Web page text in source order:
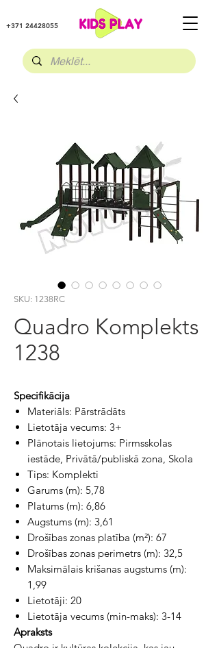
+371 24428055
SKU: 1238RC
Quadro Komplekts
1238
Specifikācija
Materiāls: Pārstrādāts
Lietotāja vecums: 3+
Plānotais lietojums: Pirmsskolas
iestāde, Privātā/publiskā zona, Skola
Tips: Komplekti
Garums (m): 5,78
Platums (m): 6,86
Augstums (m): 3,61
Drošības zonas platība (m²): 67
Drošības zonas perimetrs (m): 32,5
Maksimālais krišanas augstums (m):
1,99
Lietotāji: 20
Lietotāja vecums (min-maks): 3-14
Apraksts